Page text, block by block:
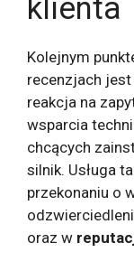
klienta
Kolejnym
recenzjach jest
reakcja na
wsparcia
chcących
silnik. Usługa
przekonaniu o
oraz w